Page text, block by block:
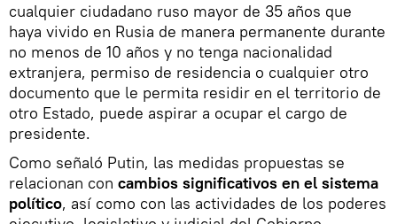
cualquier ciudadano ruso mayor de 35 años que
haya vivido en Rusia de manera permanente durante
no menos de 10 años y no tenga nacionalidad
extranjera, permiso de residencia o cualquier otro
documento que le permita residir en el territorio de
otro Estado, puede aspirar a ocupar el cargo de
presidente.
Como señaló Putin, las medidas propuestas se
relacionan con cambios significativos en el sistema
político, así como con las actividades de los poderes